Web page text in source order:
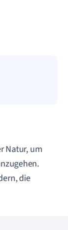
Natur, um
die